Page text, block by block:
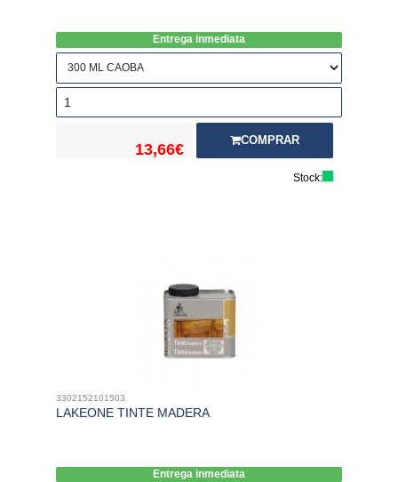
Entrega inmediata
13,66€
COMPRAR
Stock:
3302152101503
LAKEONE TINTE MADERA
Entrega inmediata